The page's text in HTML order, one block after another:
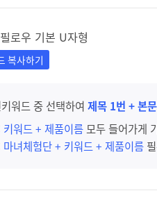
로우 기본 U자형
복사하기
워드 중 선택하여 제목 1번 + 본
키워드 + 제품이름모두 들어가게
마녀체험단 + 키워드 + 제품이름